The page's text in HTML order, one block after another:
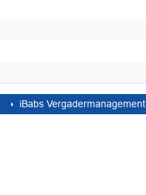
iBabs Vergadermanagement